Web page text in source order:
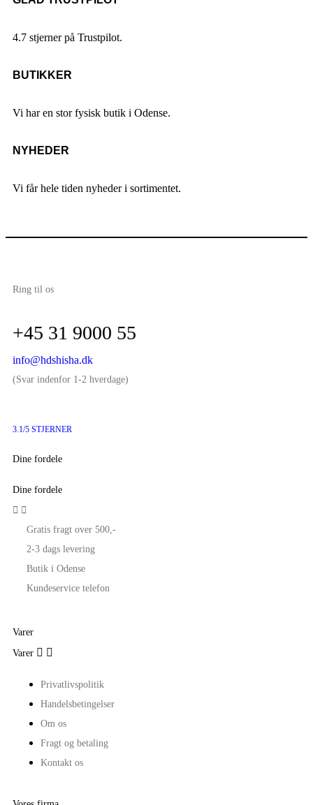
4.7 stjerner på Trustpilot.
BUTIKKER
Vi har en stor fysisk butik i Odense.
NYHEDER
Vi får hele tiden nyheder i sortimentet.
Ring til os
+45 31 9000 55
info@hdshisha.dk
(Svar indenfor 1-2 hverdage)
3.1/5 STJERNER
Dine fordele
Dine fordele
 
Gratis fragt over 500,-
2-3 dags levering
Butik i Odense
Kundeservice telefon
Varer
Varer  
Privatlivspolitik
Handelsbetingelser
Om os
Fragt og betaling
Kontakt os